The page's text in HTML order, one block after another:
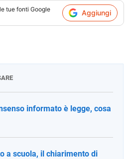
tue fonti Google
Aggiungi
informato è legge, cosa
a scuola, il chiarimento di